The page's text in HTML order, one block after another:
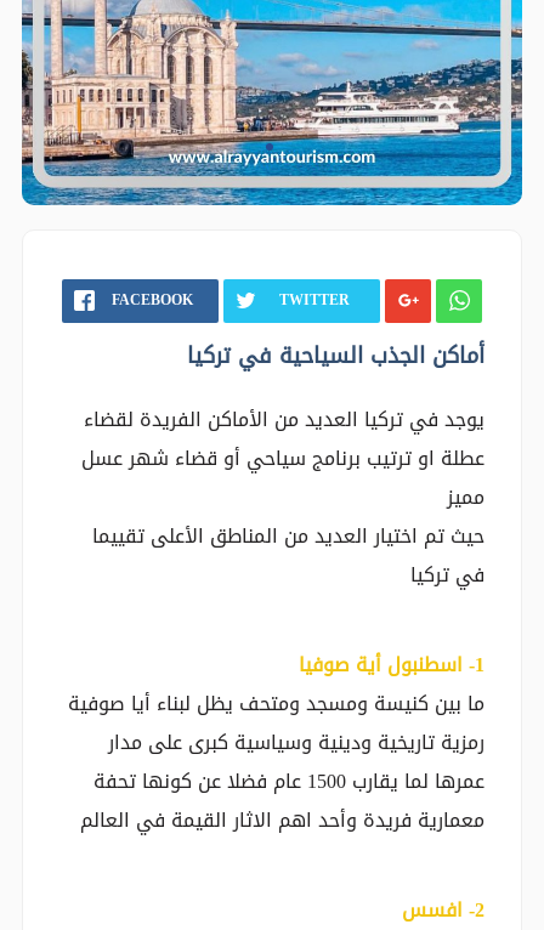
FACEBOOK TWITTER
أماكن الجذب السياحية في تركيا
يوجد في تركيا العديد من الأماكن الفريدة لقضاء
عطلة او ترتيب برنامج سياحي أو قضاء شهر عسل
مميز
حيث تم اختيار العديد من المناطق الأعلى تقييما
في تركيا
‎1- اسطنبول أية صوفيا
ما بين كنيسة ومسجد ومتحف يظل لبناء أيا صوفية
رمزية تاريخية ودينية وسياسية كبرى على مدار
عمرها لما يقارب 1500 عام فضلا عن كونها تحفة
معمارية فريدة وأحد اهم الاثار القيمة في العالم
‎2- افسس